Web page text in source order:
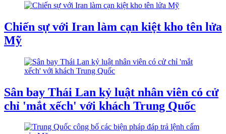
Chiến sự với Iran làm cạn kiệt kho tên lửa
Mỹ
Sân bay Thái Lan kỷ luật nhân viên có cử
chỉ 'mắt xếch' với khách Trung Quốc